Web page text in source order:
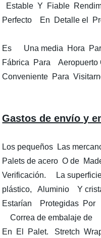
Estable Y Fiable
Perfecto En Detalle el
Es Una media Hora
Fábrica Para Aeropuerto
Conveniente Para
Gastos de envío y
Los pequeños Las
Palets de acero O de
Verificación. La
plástico, Aluminio Y
Estarían Protegidas Por
Correa de embalaje de
En El Palet. Stretch